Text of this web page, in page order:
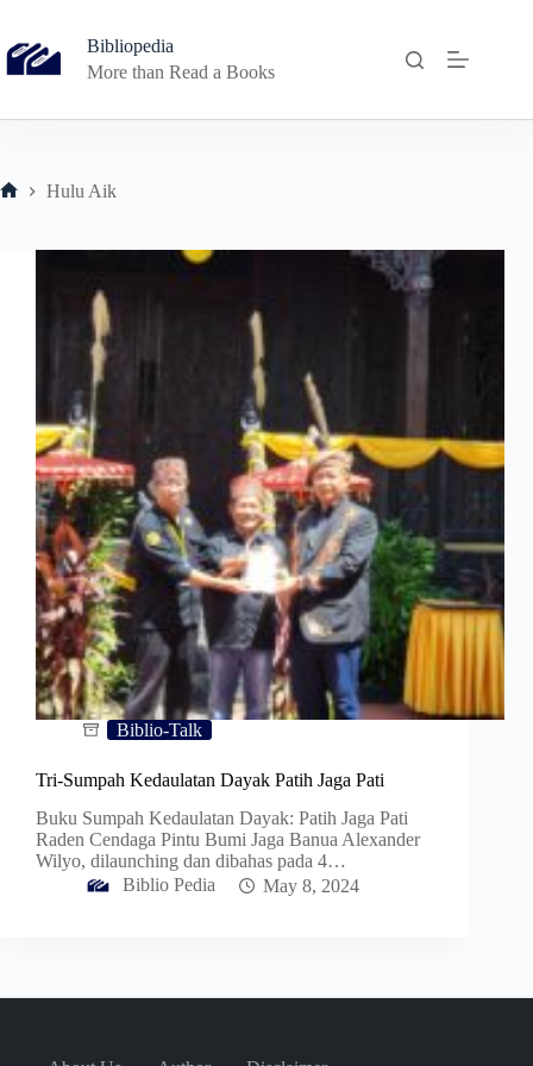
content
Bibliopedia
More than Read a Books
Hulu Aik
Biblio-Talk
Tri-Sumpah Kedaulatan Dayak Patih Jaga Pati
Buku Sumpah Kedaulatan Dayak: Patih Jaga Pati
Raden Cendaga Pintu Bumi Jaga Banua Alexander
Wilyo, dilaunching dan dibahas pada 4…
Biblio Pedia
May 8, 2024